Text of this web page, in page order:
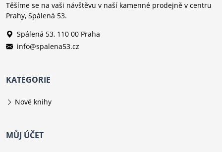
Těšíme se na vaši návštěvu v naší kamenné prodejně v centru
Prahy, Spálená 53.
Spálená 53, 110 00 Praha
info@spalena53.cz
KATEGORIE
Nové knihy
MŮJ ÚČET